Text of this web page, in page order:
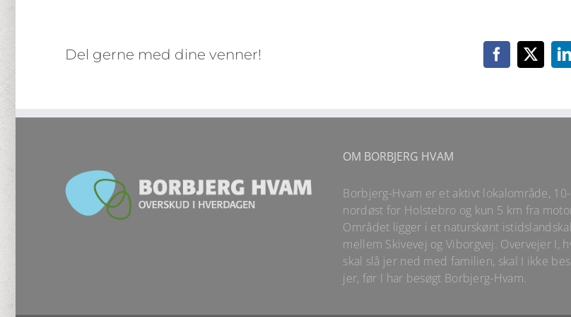
Del gerne med dine venner! Facebook
X
OM BORBJERG HVAM
Borbjerg-Hvam er et aktivt lokalområde,
nordøst for Holstebro og kun 5 km fra
Området ligger i et naturskønt
mellem Skivevej og Viborgvej. Overvejer I,
skal slå jer ned med familien, skal I ikke
jer, før I har besøgt Borbjerg-Hvam.